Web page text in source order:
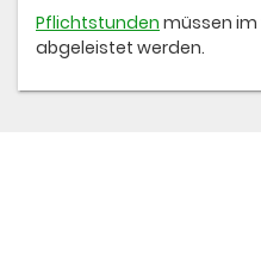
Pflichtstunden müssen im
abgeleistet werden.